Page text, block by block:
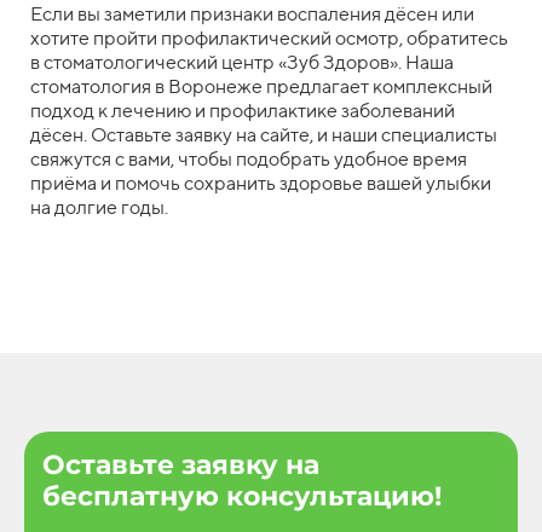
Если вы заметили признаки воспаления дёсен или
хотите пройти профилактический осмотр, обратитесь
в стоматологический центр «Зуб Здоров». Наша
стоматология в Воронеже предлагает комплексный
подход к лечению и профилактике заболеваний
дёсен. Оставьте заявку на сайте, и наши специалисты
свяжутся с вами, чтобы подобрать удобное время
приёма и помочь сохранить здоровье вашей улыбки
на долгие годы.
Оставьте заявку на
бесплатную консультацию!